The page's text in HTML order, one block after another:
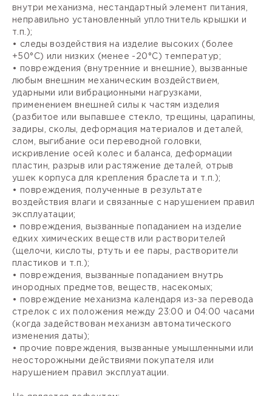
внутри механизма, нестандартный элемент питания,
неправильно установленный уплотнитель крышки и
т.п.);
• следы воздействия на изделие высоких (более
+50°С) или низких (менее -20°С) температур;
• повреждения (внутренние и внешние), вызванные
любым внешним механическим воздействием,
ударными или вибрационными нагрузками,
применением внешней силы к частям изделия
(разбитое или выпавшее стекло, трещины, царапины,
задиры, сколы, деформация материалов и деталей,
слом, выгибание оси переводной головки,
искривление осей колес и баланса, деформации
пластин, разрыв или растяжение деталей, отрыв
ушек корпуса для крепления браслета и т.п.);
• повреждения, полученные в результате
воздействия влаги и связанные с нарушением правил
эксплуатации;
• повреждения, вызванные попаданием на изделие
едких химических веществ или растворителей
(щелочи, кислоты, ртуть и ее пары, растворители
пластиков и т.п.);
• повреждения, вызванные попаданием внутрь
инородных предметов, веществ, насекомых;
• повреждение механизма календаря из-за перевода
стрелок с их положения между 23:00 и 04:00 часами
(когда задействован механизм автоматического
изменения даты);
• прочие повреждения, вызванные умышленными или
неосторожными действиями покупателя или
нарушением правил эксплуатации.